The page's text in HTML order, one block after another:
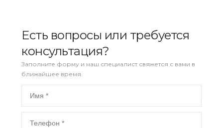
Есть вопросы или требуется
консультация?
Заполните форму и наш специалист свяжется с вами в
ближайшее время.